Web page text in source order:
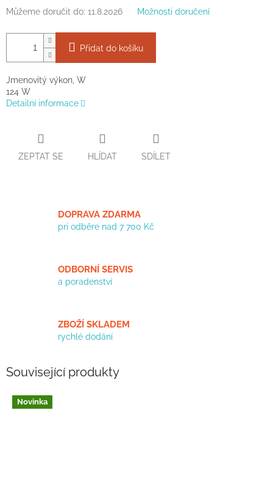
Můžeme doručit do: 11.8.2026 Možnosti doručení
Přidat do košíku
Jmenovitý výkon, W
124 W
Detailní informace
ZEPTAT SE HLÍDAT SDÍLET
DOPRAVA ZDARMA
pri odběre nad 7 700 Kč
ODBORNÍ SERVIS
a poradenství
ZBOŽÍ SKLADEM
rychlé dodání
Související produkty
Novinka